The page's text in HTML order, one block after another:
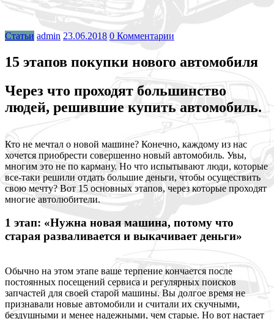
Статьи admin 23.06.2018 0 Комментарии
15 этапов покупки нового автомобиля
Через что проходят большинство
людей, решившие купить автомобиль.
Кто не мечтал о новой машине? Конечно, каждому из нас
хочется приобрести совершенно новый автомобиль. Увы,
многим это не по карману. Но что испытывают люди, которые
все-таки решили отдать большие деньги, чтобы осуществить
свою мечту? Вот 15 основных этапов, через которые проходят
многие автолюбители.
1 этап: «Нужна новая машина, потому что
старая разваливается и выкачивает деньги»
Обычно на этом этапе ваше терпение кончается после
постоянных посещений сервиса и регулярных поисков
запчастей для своей старой машины. Вы долгое время не
признавали новые автомобили и считали их скучными,
бездушными и менее надежными, чем старые. Но вот настает